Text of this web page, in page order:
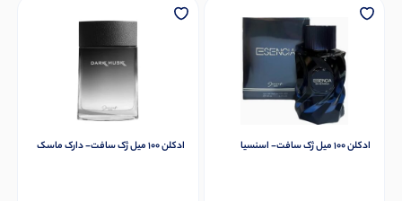
ادکلن 100 میل ژک سافت- اسنسیا ادکلن 100 میل ژک سافت- دارک ماسک